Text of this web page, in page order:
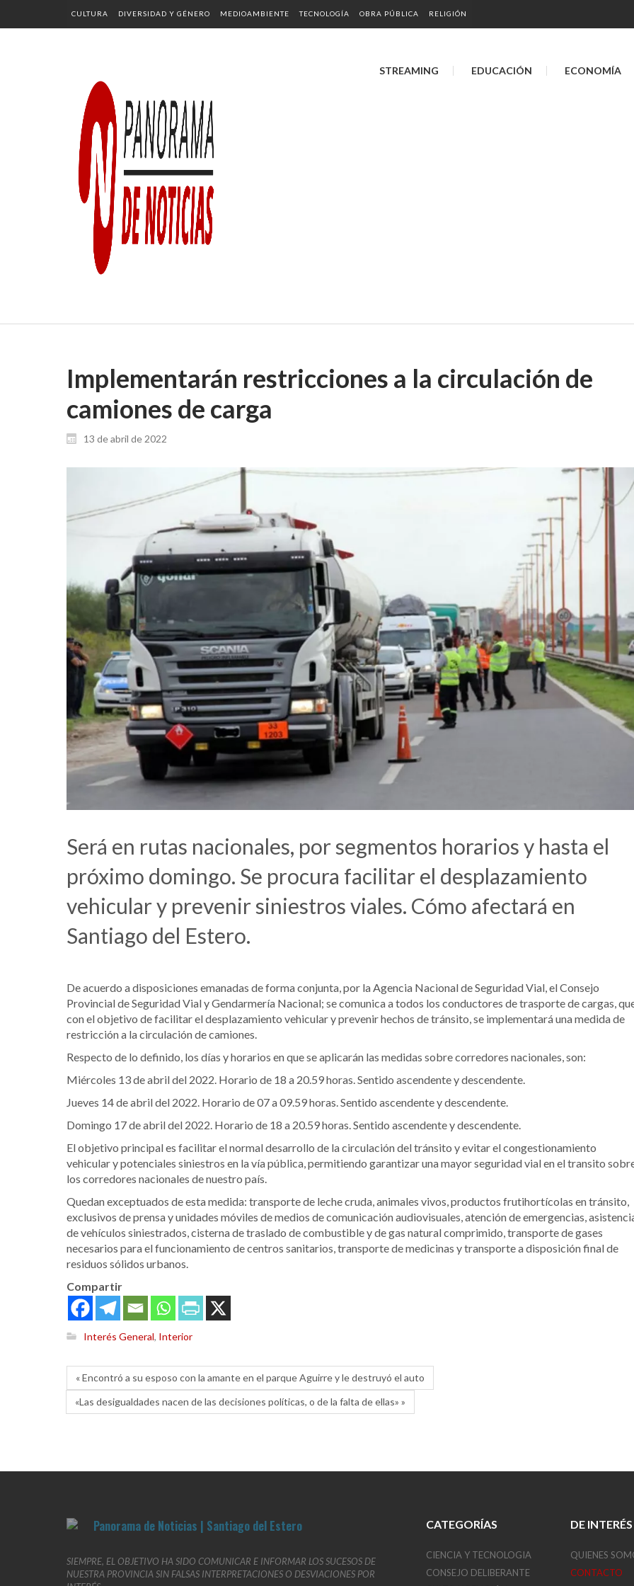
CULTURA DIVERSIDAD Y GÉNERO MEDIOAMBIENTE TECNOLOGÍA OBRA PÚBLICA RELIGIÓN
STREAMING EDUCACIÓN ECONOMÍA
Implementarán restricciones a la circulación de
camiones de carga
13 de abril de 2022
Será en rutas nacionales, por segmentos horarios y hasta el
próximo domingo. Se procura facilitar el desplazamiento
vehicular y prevenir siniestros viales. Cómo afectará en
Santiago del Estero.
De acuerdo a disposiciones emanadas de forma conjunta, por la Agencia Nacional de Seguridad Vial, el Consejo
Provincial de Seguridad Vial y Gendarmería Nacional; se comunica a todos los conductores de trasporte de cargas,
con el objetivo de facilitar el desplazamiento vehicular y prevenir hechos de tránsito, se implementará una medida de
restricción a la circulación de camiones.
Respecto de lo definido, los días y horarios en que se aplicarán las medidas sobre corredores nacionales, son:
Miércoles 13 de abril del 2022. Horario de 18 a 20.59 horas. Sentido ascendente y descendente.
Jueves 14 de abril del 2022. Horario de 07 a 09.59 horas. Sentido ascendente y descendente.
Domingo 17 de abril del 2022. Horario de 18 a 20.59 horas. Sentido ascendente y descendente.
El objetivo principal es facilitar el normal desarrollo de la circulación del tránsito y evitar el congestionamiento
vehicular y potenciales siniestros en la vía pública, permitiendo garantizar una mayor seguridad vial en el transito
los corredores nacionales de nuestro país.
Quedan exceptuados de esta medida: transporte de leche cruda, animales vivos, productos frutihortícolas en tránsito,
exclusivos de prensa y unidades móviles de medios de comunicación audiovisuales, atención de emergencias,
de vehículos siniestrados, cisterna de traslado de combustible y de gas natural comprimido, transporte de gases
necesarios para el funcionamiento de centros sanitarios, transporte de medicinas y transporte a disposición final de
residuos sólidos urbanos.
Compartir
Interés General, Interior
« Encontró a su esposo con la amante en el parque Aguirre y le destruyó el auto
«Las desigualdades nacen de las decisiones políticas, o de la falta de ellas» »
SIEMPRE, EL OBJETIVO HA SIDO COMUNICAR E INFORMAR LOS SUCESOS DE
NUESTRA PROVINCIA SIN FALSAS INTERPRETACIONES O DESVIACIONES POR
CATEGORÍAS
CIENCIA Y TECNOLOGIA
CONSEJO DELIBERANTE
DE INTERÉS
QUIENES
CONTACTO